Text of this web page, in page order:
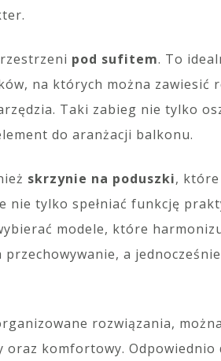
pod sufitem. To
na których można zawiesić
Taki zabieg nie tylko
do aranżacji balkonu.
skrzynie na poduszki,
nie tylko spełniać funkcję
modele, które
przechowywanie, a
rozwiązania,
komfortowy. Odpowiednio